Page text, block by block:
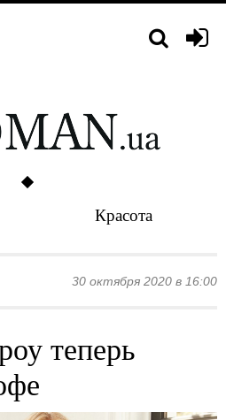
Красота
30 октября 2020 в 16:00
теперь